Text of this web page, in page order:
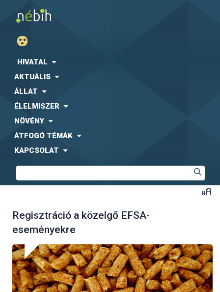
HIVATAL
AKTUÁLIS
ÁLLAT
ÉLELMISZER
NÖVÉNY
ÁTFOGÓ TÉMÁK
KAPCSOLAT
Regisztráció a közelgő EFSA-
eseményekre